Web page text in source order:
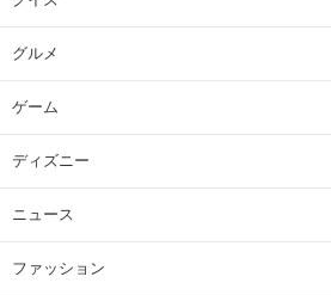
グルメ
ゲーム
ディズニー
ニュース
ファッション